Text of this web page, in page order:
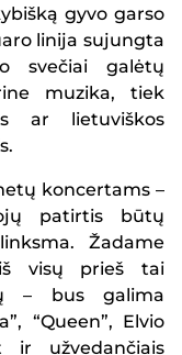
gyvo garso
linija sujungta
svečiai galėtų
muzika, tiek
ar lietuviškos
koncertams –
patirtis būtų
Žadame
visų prieš tai
– bus galima
“Queen”, Elvio
užvedančiais